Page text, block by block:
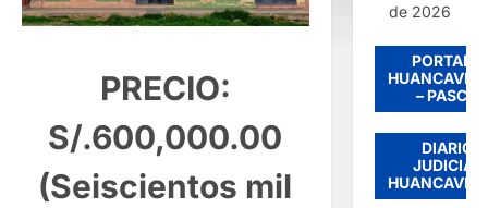
PRECIO:
S/.600,000.00
(Seiscientos mil
de 2026
PORTADA
– PASCO
DIARIO
JUDICIAL